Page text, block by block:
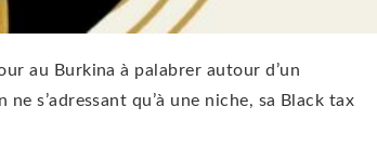
au Burkina à palabrer autour d’un
s’adressant qu’à une niche, sa Black tax